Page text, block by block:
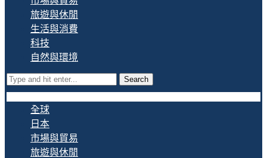
旅遊與休閒
生活與消費
科技
自然與環境
Search
全球
日本
市場與貿易
旅遊與休閒